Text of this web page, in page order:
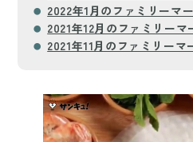
2022年1月のファミリーマ
2021年12月のファミリー
2021年11月のファミリー